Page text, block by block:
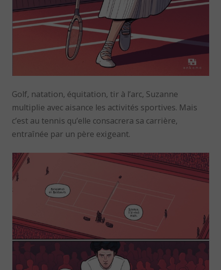
Golf, natation, équitation, tir à l’arc, Suzanne
multiplie avec aisance les activités sportives. Mais
c’est au tennis qu’elle consacrera sa carrière,
entraînée par un père exigeant.